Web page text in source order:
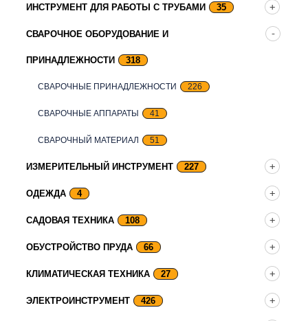
ИНСТРУМЕНТ ДЛЯ РАБОТЫ С ТРУБАМИ 35
СВАРОЧНОЕ ОБОРУДОВАНИЕ И
ПРИНАДЛЕЖНОСТИ 318
СВАРОЧНЫЕ ПРИНАДЛЕЖНОСТИ 226
СВАРОЧНЫЕ АППАРАТЫ 41
СВАРОЧНЫЙ МАТЕРИАЛ 51
ИЗМЕРИТЕЛЬНЫЙ ИНСТРУМЕНТ 227
ОДЕЖДА 4
САДОВАЯ ТЕХНИКА 108
ОБУСТРОЙСТВО ПРУДА 66
КЛИМАТИЧЕСКАЯ ТЕХНИКА 27
ЭЛЕКТРОИНСТРУМЕНТ 426